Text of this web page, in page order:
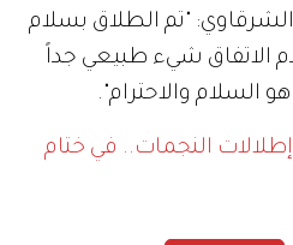
الشرقاوي: "تم الطلاق بسلام
الاتفاق شيء طبيعي جداً
السلام والاحترام".
النجمات.. في ختام